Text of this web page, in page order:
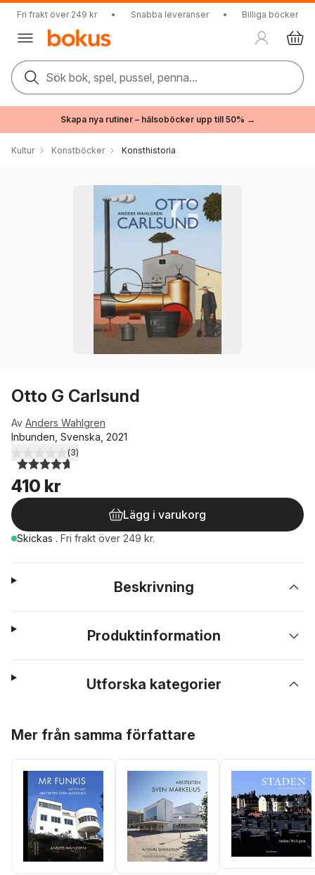
Fri frakt över 249 kr • Snabba leveranser • Billiga böcker
Sök bok, spel, pussel, penna...
Skapa nya rutiner – hälsoböcker upp till 50% →
Kultur Konstböcker Konsthistoria
Otto G Carlsund
Av Anders Wahlgren
Inbunden, Svenska, 2021
4,7utav 5 stjärnor. Totalt antal röster:
(3)
410 kr
Lägg i varukorg
Skickas . Fri frakt över 249 kr.
Beskrivning
Produktinformation
Utforska kategorier
Mer från samma författare